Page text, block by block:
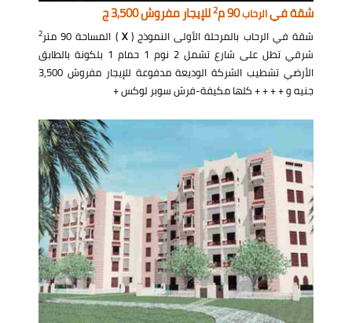
شقة فيالرحاب90 م 2للإيجار مفروش 3,500 ج
شقة في الرحاب بالمرحلة الأولى النموذج (X ) المساحة 90 متر 2
شرقي تطل على شارع تشمل 2 نوم 1 حمام 1 بلكونة بالطابق
الأرضي تشطيب الشركة الوديعة مدفوعة للإيجار مفروش 3,500
جنيه و + + + + كلها مكيفة-فرش سوبر لوكس +